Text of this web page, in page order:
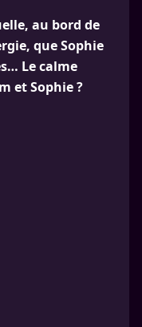
au bord de
que Sophie
Le calme
et Sophie ?